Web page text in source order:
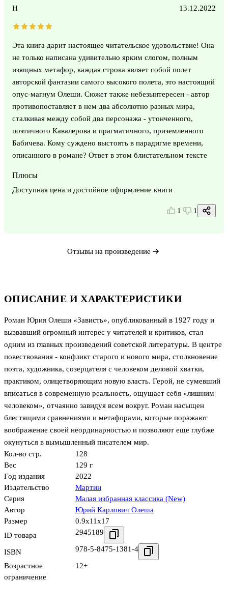
ОПИСАНИЕ И ХАРАКТЕРИСТИКИ
Роман Юрия Олеши «Зависть», опубликованный в 1927 году и
вызвавший огромный интерес у читателей и критиков, стал
одним из главных произведений советской литературы. В центре
повествования - конфликт старого и нового мира, столкновение
поэта, художника, созерцателя с человеком деловой хватки,
практиком, олицетворяющим новую власть. Герой, не сумевший
вписаться в современную реальность, ощущает себя «лишним
человеком», отчаянно завидуя всем вокруг. Роман насыщен
блестящими сравнениями и метафорами, которые поражают
воображение своей неординарностью и позволяют еще глубже
окунуться в вымышленный писателем мир.
Кол-во стр.
128
Вес
129 г
Год издания
2022
Издательство
Мартин
Серия
Малая избранная классика (New)
Автор
Юрий Карлович Олеша
Размер
0.9x11x17
ID товара
2945189
ISBN 978-5-8475-1381-4
Возрастное
ограничение
12+
Н 13.12.2022
Эта книга дарит настоящее читательское удовольствие! Она
не только написана удивительно ярким слогом, полным
изящных метафор, каждая строка являет собой полет
авторской фантазии самого высокого полета, это настоящий
опус-магнум Олеши. Сюжет также небезынтересен - автор
противопоставляет в нем два абсолютно разных мира,
сталкивая между собой два персонажа - утонченного,
поэтичного Кавалерова и прагматичного, приземленного
Бабичева. Кому суждено выстоять в парадигме времени,
описанного в романе? Ответ в этом блистательном тексте
Плюсы
Доступная цена и достойное оформление книги
1 1
Отзывы на произведение